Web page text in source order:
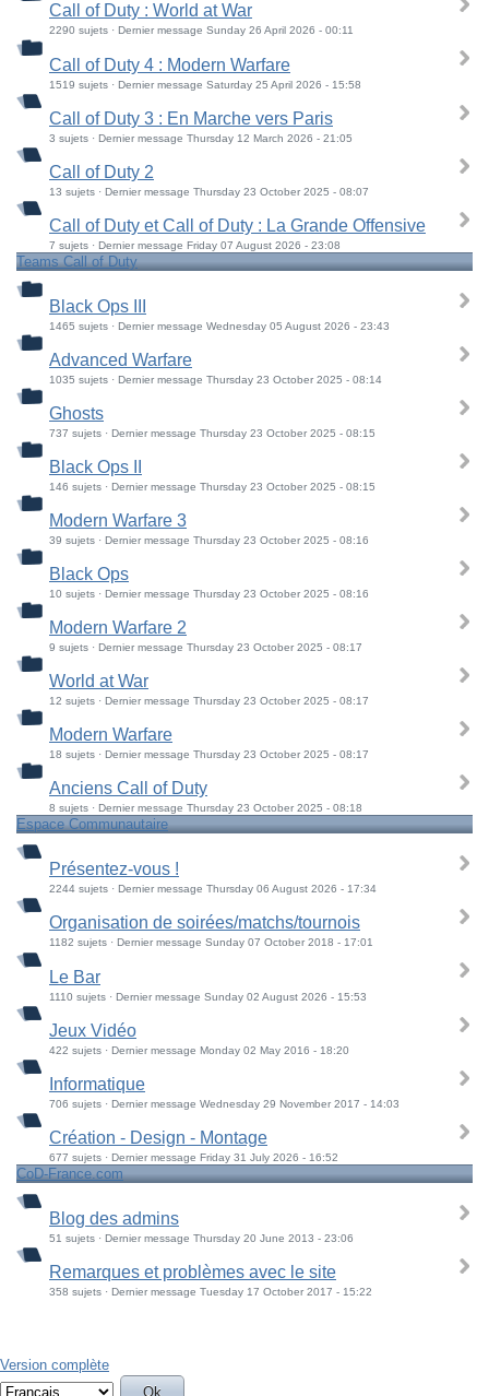
Call of Duty : World at War
2290 sujets · Dernier message Sunday 26 April 2026 - 00:11
Call of Duty 4 : Modern Warfare
1519 sujets · Dernier message Saturday 25 April 2026 - 15:58
Call of Duty 3 : En Marche vers Paris
3 sujets · Dernier message Thursday 12 March 2026 - 21:05
Call of Duty 2
13 sujets · Dernier message Thursday 23 October 2025 - 08:07
Call of Duty et Call of Duty : La Grande Offensive
7 sujets · Dernier message Friday 07 August 2026 - 23:08
Teams Call of Duty
Black Ops III
1465 sujets · Dernier message Wednesday 05 August 2026 - 23:43
Advanced Warfare
1035 sujets · Dernier message Thursday 23 October 2025 - 08:14
Ghosts
737 sujets · Dernier message Thursday 23 October 2025 - 08:15
Black Ops II
146 sujets · Dernier message Thursday 23 October 2025 - 08:15
Modern Warfare 3
39 sujets · Dernier message Thursday 23 October 2025 - 08:16
Black Ops
10 sujets · Dernier message Thursday 23 October 2025 - 08:16
Modern Warfare 2
9 sujets · Dernier message Thursday 23 October 2025 - 08:17
World at War
12 sujets · Dernier message Thursday 23 October 2025 - 08:17
Modern Warfare
18 sujets · Dernier message Thursday 23 October 2025 - 08:17
Anciens Call of Duty
8 sujets · Dernier message Thursday 23 October 2025 - 08:18
Espace Communautaire
Présentez-vous !
2244 sujets · Dernier message Thursday 06 August 2026 - 17:34
Organisation de soirées/matchs/tournois
1182 sujets · Dernier message Sunday 07 October 2018 - 17:01
Le Bar
1110 sujets · Dernier message Sunday 02 August 2026 - 15:53
Jeux Vidéo
422 sujets · Dernier message Monday 02 May 2016 - 18:20
Informatique
706 sujets · Dernier message Wednesday 29 November 2017 - 14:03
Création - Design - Montage
677 sujets · Dernier message Friday 31 July 2026 - 16:52
CoD-France.com
Blog des admins
51 sujets · Dernier message Thursday 20 June 2013 - 23:06
Remarques et problèmes avec le site
358 sujets · Dernier message Tuesday 17 October 2017 - 15:22
Version complète